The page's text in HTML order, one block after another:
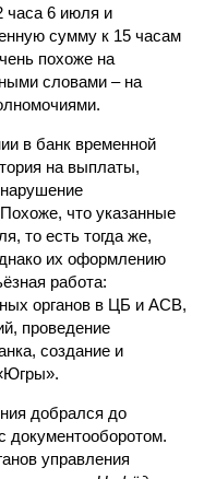
часа 6 июля и
сумму к 15 часам
похоже на
словами – на
в банк временной
на выплаты,
что указанные
то есть тогда же,
их оформлению
работа:
органов в ЦБ и АСВ,
проведение
создание и
добрался до
документооборотом.
управления